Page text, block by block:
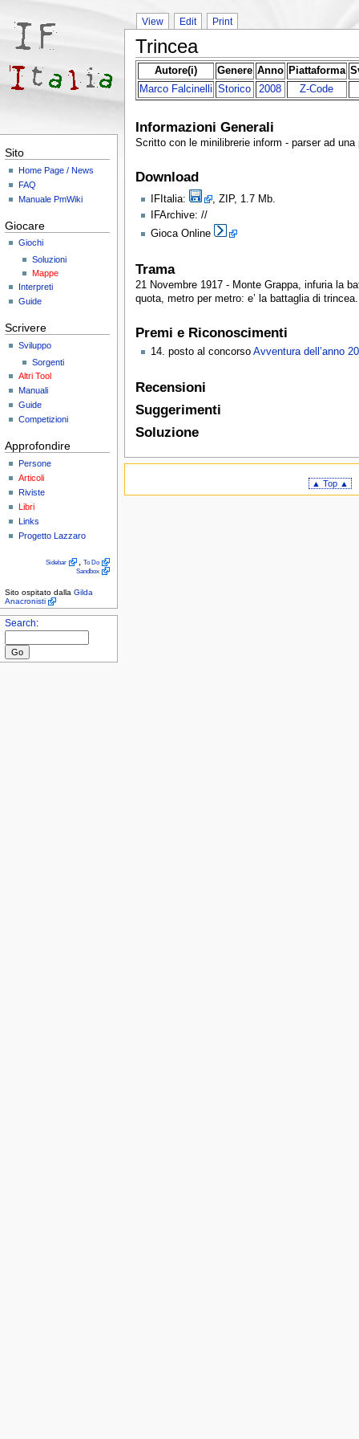
Sito
Home Page / News
FAQ
Manuale PmWiki
Giocare
Giochi
Soluzioni
Mappe
Interpreti
Guide
Scrivere
Sviluppo
Sorgenti
Altri Tool
Manuali
Guide
Competizioni
Approfondire
Persone
Articoli
Riviste
Libri
Links
Progetto Lazzaro
Sidebar
To Do
Sandbox
Sito ospitato dallaGilda
Anacronisti
Search:
View Edit Print
Trincea
Autore(i) Genere Anno Piattaforma
Marco Falcinelli Storico 2008 Z-Code
Informazioni Generali
Scritto con le minilibrerie inform - parser ad
Download
IFItalia:
, ZIP, 1.7 Mb.
IFArchive: //
Gioca Online
Trama
21 Novembre 1917 - Monte Grappa, infuria la
quota, metro per metro: e’ la battaglia di trincea.
Premi e Riconoscimenti
14. posto al concorso Avventura dell’anno
Recensioni
Suggerimenti
Soluzione
▲ Top ▲